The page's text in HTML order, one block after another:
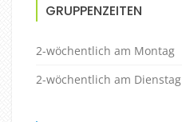
GRUPPENZEITEN
2-wöchentlich am Montag
2-wöchentlich am Dienstag